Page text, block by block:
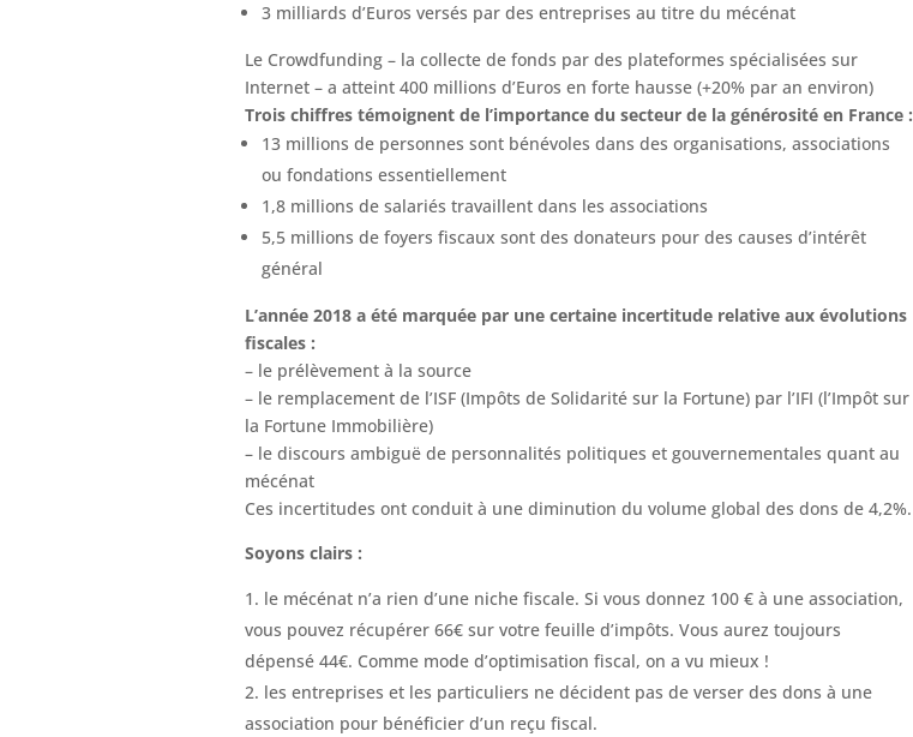
3 milliards d’Euros versés par des entreprises au titre du mécénat
Le Crowdfunding – la collecte de fonds par des plateformes spécialisées sur
Internet – a atteint 400 millions d’Euros en forte hausse (+20% par an environ)
Trois chiffres témoignent de l’importance du secteur de la générosité en France :
13 millions de personnes sont bénévoles dans des organisations, associations
ou fondations essentiellement
1,8 millions de salariés travaillent dans les associations
5,5 millions de foyers fiscaux sont des donateurs pour des causes d’intérêt
général
L’année 2018 a été marquée par une certaine incertitude relative aux évolutions
fiscales :
– le prélèvement à la source
– le remplacement de l’ISF (Impôts de Solidarité sur la Fortune) par l’IFI (l’Impôt sur
la Fortune Immobilière)
– le discours ambiguë de personnalités politiques et gouvernementales quant au
mécénat
Ces incertitudes ont conduit à une diminution du volume global des dons de 4,2%.
Soyons clairs :
le mécénat n’a rien d’une niche fiscale. Si vous donnez 100 € à une association,
vous pouvez récupérer 66€ sur votre feuille d’impôts. Vous aurez toujours
dépensé 44€. Comme mode d’optimisation fiscal, on a vu mieux !
les entreprises et les particuliers ne décident pas de verser des dons à une
association pour bénéficier d’un reçu fiscal.